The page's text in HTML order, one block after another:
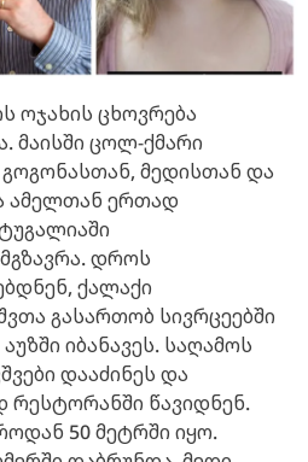
ოჯახის ცხოვრება
მაისში ცოლ-ქმარი
მედისთან და
ამელთან ერთად
დროს
ქალაქი
გასართობ სივრცეებში
იბანავეს. საღამოს
დააძინეს და
რესტორანში წავიდნენ.
50 მეტრში იყო.